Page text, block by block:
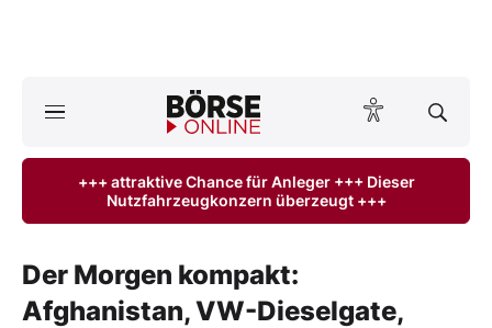
ktuelle Ausgabe BÖRSE ONLINE lesen
Finanz-Check
+++ attraktive Chance für Anleger +++ Dieser
Nutzfahrzeugkonzern überzeugt +++
Der Morgen kompakt:
Afghanistan, VW-Dieselgate,